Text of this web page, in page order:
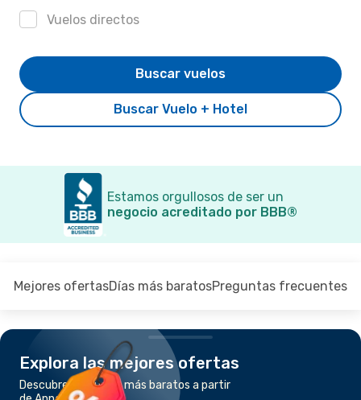
Vuelos directos
Buscar Vuelo + Hotel
Buscar vuelos
Estamos orgullosos de ser un
negocio acreditado por BBB®
Mejores ofertasDías más baratosPreguntas frecuentes
Explora las mejores ofertas
Descubre los vuelos más baratos a partir